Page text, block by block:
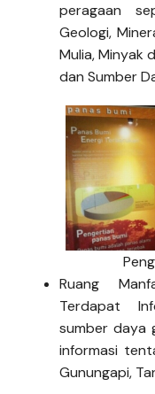
peragaan
Geologi,
Mulia, Minyak
dan Sumber
Ruang
Terdapat
sumber daya
informasi
Gunungapi,